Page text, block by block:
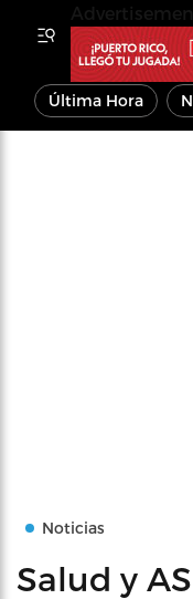
Última Hora
Noticias
Salud y